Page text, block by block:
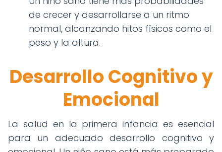
de crecer y desarrollarse a un ritmo
normal, alcanzando hitos físicos como el
peso y la altura.
Desarrollo Cognitivo y
Emocional
La salud en la primera infancia es esencial
para un adecuado desarrollo cognitivo y